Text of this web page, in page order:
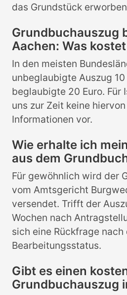
das Grundstück
Grundbuchauszug
Aachen: Was
In den meisten
unbeglaubigte Auszug
beglaubigte 20 Euro. Für
uns zur Zeit keine
Informationen vor.
Wie erhalte ich
aus dem
Für gewöhnlich wird der
vom Amtsgericht
versendet. Trifft der
Wochen nach
sich eine Rückfrage nach
Bearbeitungsstatus.
Gibt es einen
Grundbuchauszug